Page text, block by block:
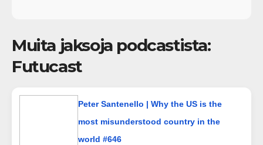
Muita jaksoja podcastista:
Futucast
Peter Santenello | Why the US is the
most misunderstood country in the
world #646